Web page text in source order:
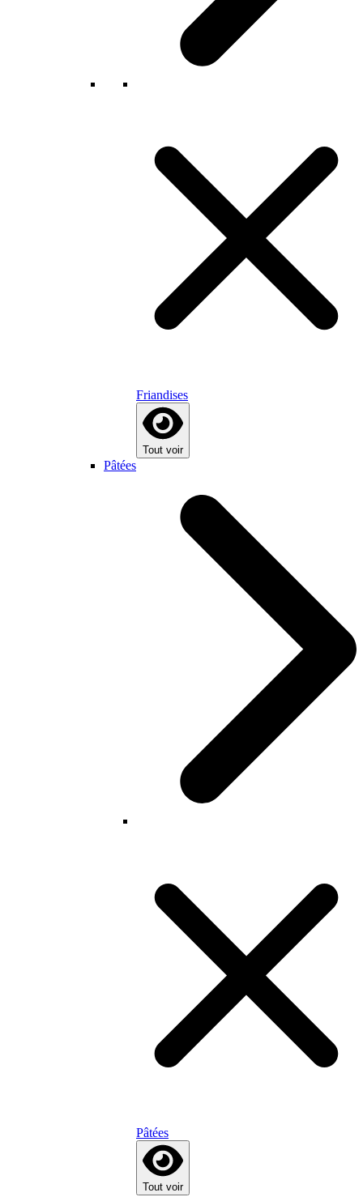
Friandises
Tout voir
Pâtées
Pâtées
Tout voir